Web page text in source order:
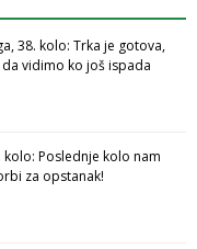
38. kolo: Trka je gotova,
vidimo ko još ispada
kolo: Poslednje kolo nam
za opstanak!